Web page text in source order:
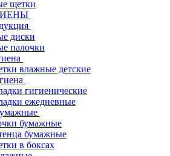
щетки
диски
палочки
влажные детские
гигиенические
ежедневные
бумажные
бумажные
в боксах